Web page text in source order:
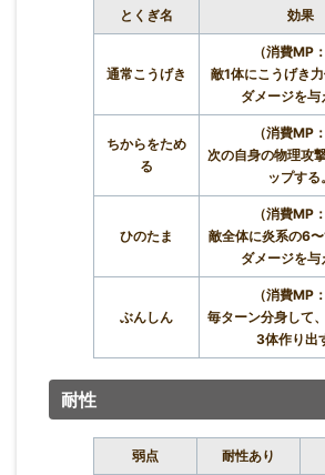
とくぎ名 効果
通常こうげき
（消費MP
敵1体にこうげき
ダメージを与
ちからをため
る
（消費MP
次の自身の物理攻
ップする。
ひのたま
（消費MP
敵全体に炎系の6
ダメージを与
ぶんしん
（消費MP
毎ターン分身して
3体作り出
耐性
弱点 耐性あり